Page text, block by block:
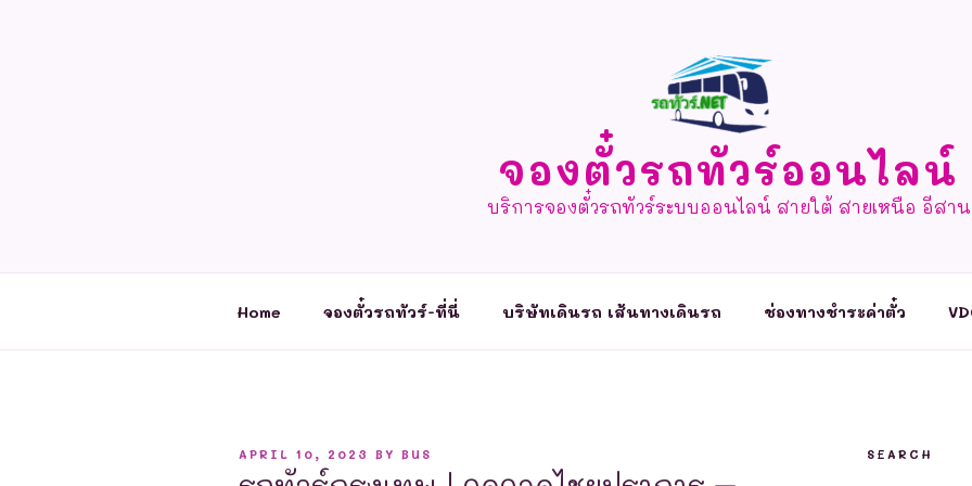
จองตั๋วรถทัวร์ออนไลน์
บริการจองตั๋วรถทัวร์ระบบออนไลน์ สายใต้ สายเหนือ อีสาน
Home จองตั๋วรถทัวร์-ที่นี่ บริษัทเดินรถ เส้นทางเดินรถ ช่องทางชำระค่าตั๋ว
POSTED
APRIL 10, 2023 BY BUS SEARCH